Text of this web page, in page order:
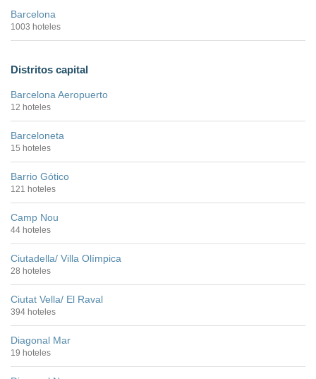
Barcelona
1003 hoteles
Distritos capital
Barcelona Aeropuerto
12 hoteles
Barceloneta
15 hoteles
Barrio Gótico
121 hoteles
Camp Nou
44 hoteles
Ciutadella/ Villa Olímpica
28 hoteles
Ciutat Vella/ El Raval
394 hoteles
Diagonal Mar
19 hoteles